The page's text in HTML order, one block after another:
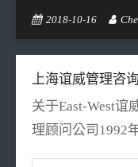
2018-10-16
上海谊威管理咨
关于East-West谊
理顾问公司1992